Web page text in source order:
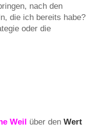
nach den
die ich bereits habe?
oder die
Weil über den Wert